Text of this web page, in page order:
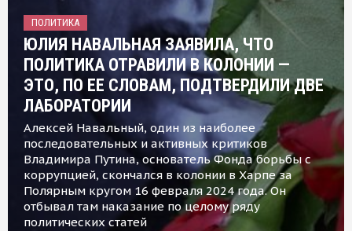
ПОЛИТИКА
ЮЛИЯ НАВАЛЬНАЯ ЗАЯВИЛА, ЧТО
ПОЛИТИКА ОТРАВИЛИ В КОЛОНИИ —
ЭТО, ПО ЕЕ СЛОВАМ, ПОДТВЕРДИЛИ ДВЕ
ЛАБОРАТОРИИ
Алексей Навальный, один из наиболее
последовательных и активных критиков
Владимира Путина, основатель Фонда борьбы с
коррупцией, скончался в колонии в Харпе за
Полярным кругом 16 февраля 2024 года. Он
отбывал там наказание по целому ряду
политических статей